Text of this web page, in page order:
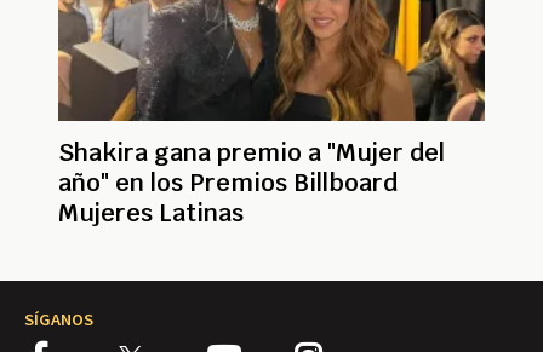
Shakira gana premio a "Mujer del
año" en los Premios Billboard
Mujeres Latinas
SÍGANOS